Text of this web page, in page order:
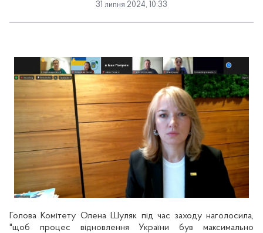
31 липня 2024, 10:33
Голова Комітету Олена Шуляк під час заходу наголосила,
"щоб процес відновлення України був максимально